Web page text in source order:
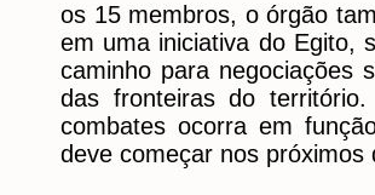
os 15 membros, o órgão
em uma iniciativa do Egito,
caminho para negociações
das fronteiras do
combates ocorra em
deve começar nos